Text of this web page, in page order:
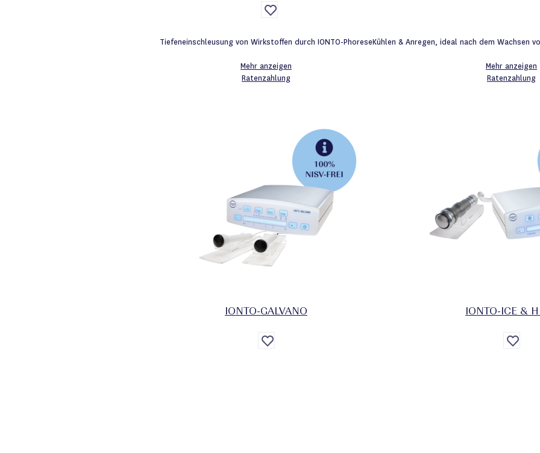
Auf
die
Tiefeneinschleusung von Wirkstoffen durch IONTO-Phorese
Mehr anzeigen
Ratenzahlung
IONTO-GALVANO
Auf
die
Kühlen & Anregen, ideal nach dem Wachsen
Mehr anzeigen
Ratenzahlung
IONTO-ICE &
Auf
die